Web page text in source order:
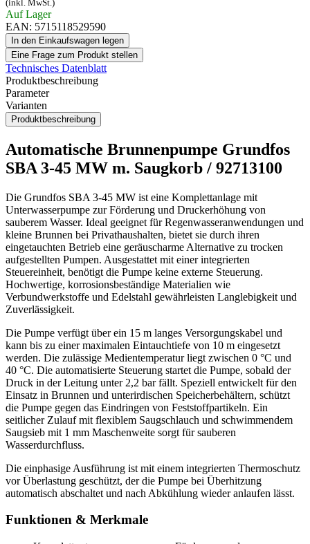
(inkl. MwSt.)
Auf Lager
EAN: 5715118529590
In den Einkaufswagen legen
Eine Frage zum Produkt stellen
Technisches Datenblatt
Produktbeschreibung
Parameter
Varianten
Produktbeschreibung
Automatische Brunnenpumpe Grundfos
SBA 3-45 MW m. Saugkorb / 92713100
Die Grundfos SBA 3-45 MW ist eine Komplettanlage mit
Unterwasserpumpe zur Förderung und Druckerhöhung von
sauberem Wasser. Ideal geeignet für Regenwasseranwendungen und
kleine Brunnen bei Privathaushalten, bietet sie durch ihren
eingetauchten Betrieb eine geräuscharme Alternative zu trocken
aufgestellten Pumpen. Ausgestattet mit einer integrierten
Steuereinheit, benötigt die Pumpe keine externe Steuerung.
Hochwertige, korrosionsbeständige Materialien wie
Verbundwerkstoffe und Edelstahl gewährleisten Langlebigkeit und
Zuverlässigkeit.
Die Pumpe verfügt über ein 15 m langes Versorgungskabel und
kann bis zu einer maximalen Eintauchtiefe von 10 m eingesetzt
werden. Die zulässige Medientemperatur liegt zwischen 0 °C und
40 °C. Die automatisierte Steuerung startet die Pumpe, sobald der
Druck in der Leitung unter 2,2 bar fällt. Speziell entwickelt für den
Einsatz in Brunnen und unterirdischen Speicherbehältern, schützt
die Pumpe gegen das Eindringen von Feststoffpartikeln. Ein
seitlicher Zulauf mit flexiblem Saugschlauch und schwimmendem
Saugsieb mit 1 mm Maschenweite sorgt für sauberen
Wasserdurchfluss.
Die einphasige Ausführung ist mit einem integrierten Thermoschutz
vor Überlastung geschützt, der die Pumpe bei Überhitzung
automatisch abschaltet und nach Abkühlung wieder anlaufen lässt.
Funktionen & Merkmale